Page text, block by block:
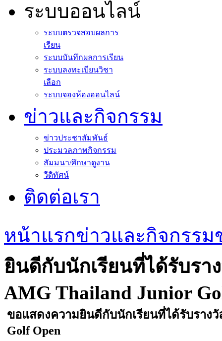
ระบบออนไลน์
ระบบตรวจสอบผลการ
เรียน
ระบบบันทึกผลการเรียน
ระบบลงทะเบียนวิชา
เลือก
ระบบจองห้องออนไลน์
ข่าวและกิจกรรม
ข่าวประชาสัมพันธ์
ประมวลภาพกิจกรรม
สัมมนา/ศึกษาดูงาน
วีดิทัศน์
ติดต่อเรา
หน้าแรกข่าวและกิจกรรม
ยินดีกับนักเรียนที่ได้รับรา
AMG Thailand Junior
ขอแสดงความยินดีกับนักเรียนที่ได้รับราง
Golf Open